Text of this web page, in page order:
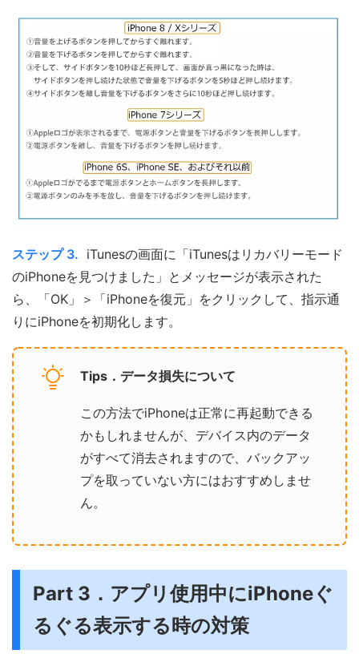
ステップ 3. iTunesの画面に「iTunesはリカバリーモード
のiPhoneを見つけました」とメッセージが表示された
ら、「OK」＞「iPhoneを復元」をクリックして、指示通
りにiPhoneを初期化します。
Tips．データ損失について
この方法でiPhoneは正常に再起動できる
かもしれませんが、デバイス内のデータ
がすべて消去されますので、バックアッ
プを取っていない方にはおすすめしませ
ん。
Part 3．アプリ使用中にiPhoneぐ
るぐる表示する時の対策